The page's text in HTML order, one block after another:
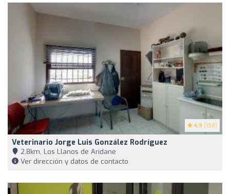
4.9 (158)
Veterinario Jorge Luis González Rodríguez
2,8km, Los Llanos de Aridane
Ver dirección y datos de contacto